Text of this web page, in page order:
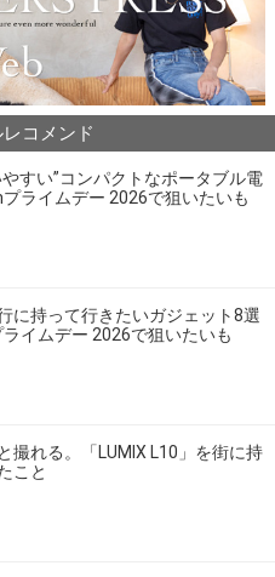
コメンド
すい”コンパクトなポータブル電
ライムデー 2026で狙いたいも
に持って行きたいガジェット8選
イムデー 2026で狙いたいも
撮れる。「LUMIX L10」を街に持
こと